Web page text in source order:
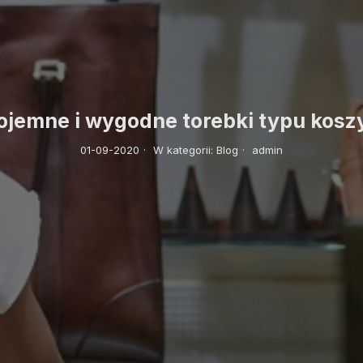
i wygodne torebki typu
01-09-2020 · W kategorii: Blog · admin